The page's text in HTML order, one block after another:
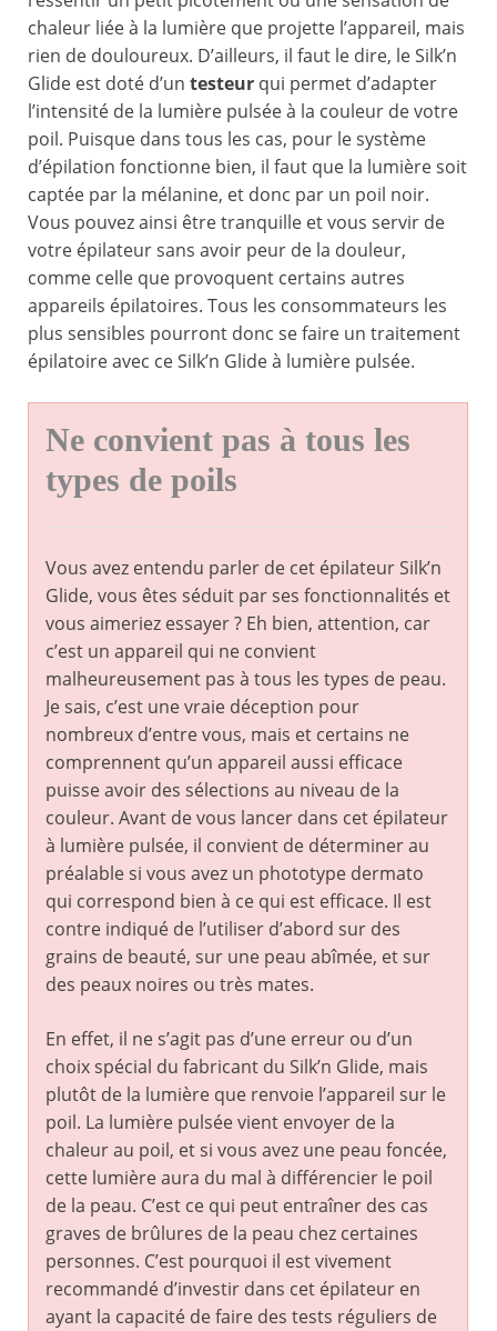
chaleur liée à la lumière que projette l’appareil, mais
rien de douloureux. D’ailleurs, il faut le dire, le Silk’n
Glide est doté d’un testeur qui permet d’adapter
l’intensité de la lumière pulsée à la couleur de votre
poil. Puisque dans tous les cas, pour le système
d’épilation fonctionne bien, il faut que la lumière soit
captée par la mélanine, et donc par un poil noir.
Vous pouvez ainsi être tranquille et vous servir de
votre épilateur sans avoir peur de la douleur,
comme celle que provoquent certains autres
appareils épilatoires. Tous les consommateurs les
plus sensibles pourront donc se faire un traitement
épilatoire avec ce Silk’n Glide à lumière pulsée.
Ne convient pas à tous les
types de poils
Vous avez entendu parler de cet épilateur Silk’n
Glide, vous êtes séduit par ses fonctionnalités et
vous aimeriez essayer ? Eh bien, attention, car
c’est un appareil qui ne convient
malheureusement pas à tous les types de peau.
Je sais, c’est une vraie déception pour
nombreux d’entre vous, mais et certains ne
comprennent qu’un appareil aussi efficace
puisse avoir des sélections au niveau de la
couleur. Avant de vous lancer dans cet épilateur
à lumière pulsée, il convient de déterminer au
préalable si vous avez un phototype dermato
qui correspond bien à ce qui est efficace. Il est
contre indiqué de l’utiliser d’abord sur des
grains de beauté, sur une peau abîmée, et sur
des peaux noires ou très mates.
En effet, il ne s’agit pas d’une erreur ou d’un
choix spécial du fabricant du Silk’n Glide, mais
plutôt de la lumière que renvoie l’appareil sur le
poil. La lumière pulsée vient envoyer de la
chaleur au poil, et si vous avez une peau foncée,
cette lumière aura du mal à différencier le poil
de la peau. C’est ce qui peut entraîner des cas
graves de brûlures de la peau chez certaines
personnes. C’est pourquoi il est vivement
recommandé d’investir dans cet épilateur en
ayant la capacité de faire des tests réguliers de